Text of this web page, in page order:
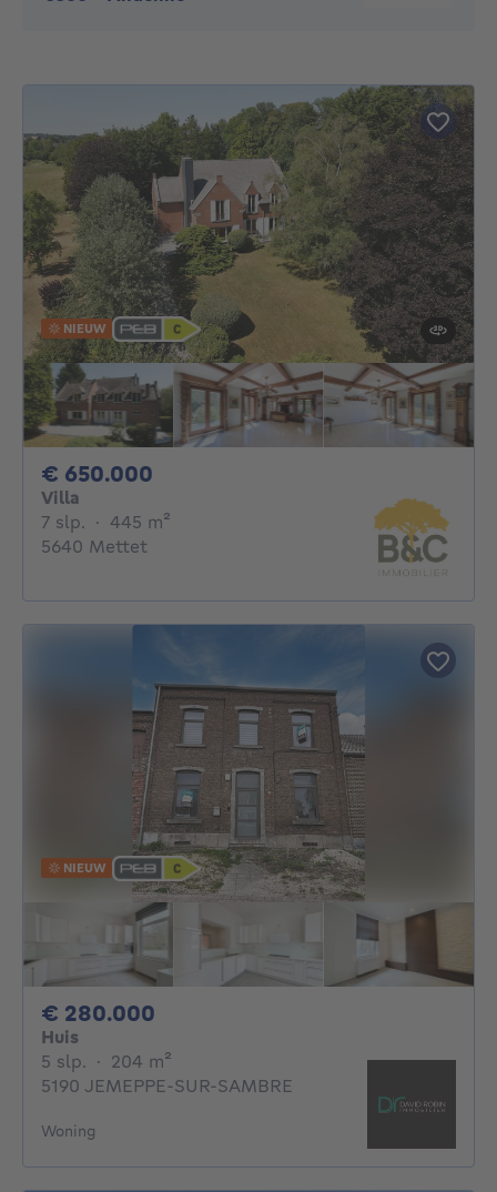
NIEUW
€ 650.000
Villa
7 slp. 7 slaapkamers
· 445 m²
5640 Mettet
NIEUW
€ 280.000
Huis
5 slp. 5 slaapkamers
· 204 m²
5190 JEMEPPE-SUR-SAMBRE
Woning